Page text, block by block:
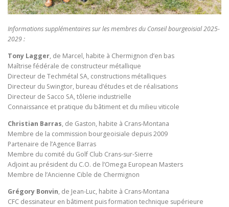
Informations supplémentaires sur les membres du Conseil bourgeoisial 2025-
2029 :
Tony Lagger, de Marcel, habite à Chermignon d’en bas
Maîtrise fédérale de constructeur métallique
Directeur de Techmétal SA, constructions métalliques
Directeur du Swingtor, bureau d’études et de réalisations
Directeur de Sacco SA, tôlerie industrielle
Connaissance et pratique du bâtiment et du milieu viticole
Christian Barras, de Gaston, habite à Crans-Montana
Membre de la commission bourgeoisiale depuis 2009
Partenaire de l’Agence Barras
Membre du comité du Golf Club Crans-sur-Sierre
Adjoint au président du C.O. de l’Omega European Masters
Membre de l’Ancienne Cible de Chermignon
Grégory Bonvin, de Jean-Luc, habite à Crans-Montana
CFC dessinateur en bâtiment puis formation technique supérieure